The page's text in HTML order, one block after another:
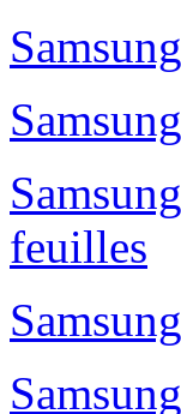
feuilles